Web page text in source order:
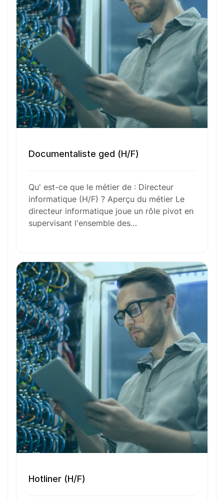
élabore des stratégies IT alignées avec les
objectifs d’affaires et veille à la mise en œuvre de
solutions technologiques performantes. Ses
responsabilités incluent également la gestion des
infrastructures matérielles et logicielles, la
planification des budgets IT, ainsi que la
supervision des projets de développement et de
transformation digitale.
Fonctions Principales
Compétences Requises
Outils et Technologies ️
Formation et Qualifications
Perspectives de carrière
Avantages
Ces métiers peuvent vous intéresser
Toutes nos fiches métiers
Envie de commencer
Documentaliste ged (H/F)
Qu' est-ce que le métier de : Directeur
informatique (H/F) ? Aperçu du métier Le
directeur informatique joue un rôle pivot en
supervisant l'ensemble des…
Hotliner (H/F)